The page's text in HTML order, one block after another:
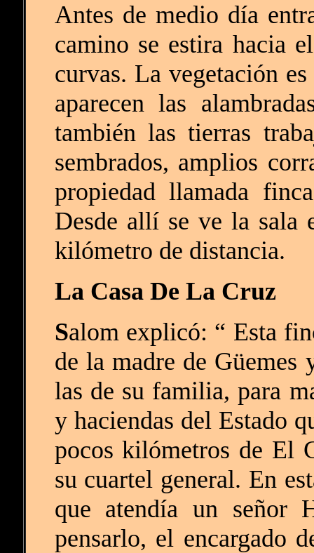
Antes de medio día
camino se estira hacia
curvas. La vegetación
aparecen las
también las tierras
sembrados, amplios
propiedad llamada
Desde allí se ve la sala
kilómetro de distancia.
La Casa De La Cruz
Salom explicó: “ Esta
de la madre de Güemes
las de su familia, para
y haciendas del Estado
pocos kilómetros de El
su cuartel general. En
que atendía un señor
pensarlo, el encargado